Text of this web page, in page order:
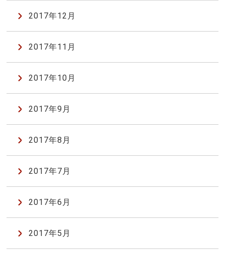
2017年12月
2017年11月
2017年10月
2017年9月
2017年8月
2017年7月
2017年6月
2017年5月